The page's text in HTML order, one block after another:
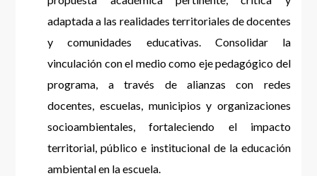
adaptada a las realidades territoriales de docentes
y comunidades educativas. Consolidar la
vinculación con el medio como eje pedagógico del
programa, a través de alianzas con redes
docentes, escuelas, municipios y organizaciones
socioambientales, fortaleciendo el impacto
territorial, público e institucional de la educación
ambiental en la escuela.